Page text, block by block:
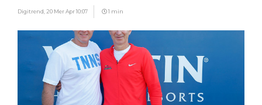
Digitrend, 20 Mer Apr 10:07 1 min